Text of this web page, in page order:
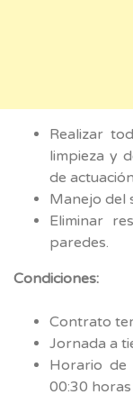
Realizar
limpieza y
de
Manejo del
Eliminar
paredes.
Condiciones:
Contrato
Jornada a
Horario de
00:30